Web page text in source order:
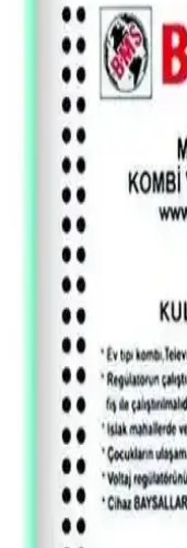
Intel 4004
Mikroişlemci
Intel 4004, ticari
piyasaya çıktı.
paralel gelişerek
4 Bit Tam
Uygulamaları
4 bit tam toplayıcı, iki 4
toplam ve yeni elde
elektronik eğitiminde
EPROM
Mikroskop
EPROM'lar, UV
elektronik tarihine ışık
teknikleri ve yapısal
Rusya'nın
Devre Kartı ve
Iskander-K seyir
FPGA ve özel